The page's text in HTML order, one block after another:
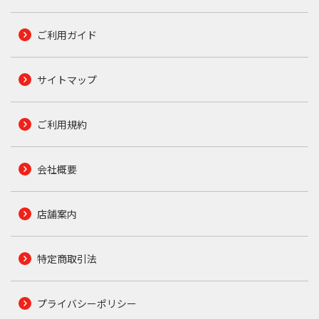
ご利用ガイド
サイトマップ
ご利用規約
会社概要
店舗案内
特定商取引法
プライバシーポリシー